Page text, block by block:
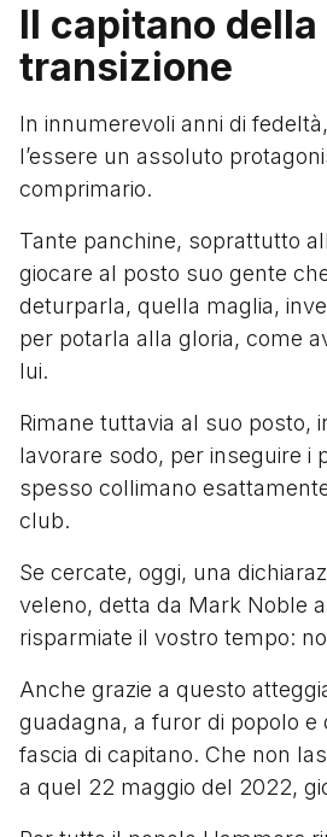
Il capitano della
transizione
In innumerevoli anni di
l’essere un assoluto
comprimario.
Tante panchine, soprattutto
giocare al posto suo gente
deturparla, quella maglia,
per potarla alla gloria, come
lui.
Rimane tuttavia al suo posto,
lavorare sodo, per inseguire i
spesso collimano
club.
Se cercate, oggi, una
veleno, detta da Mark Noble
risparmiate il vostro tempo:
Anche grazie a questo
guadagna, a furor di popolo e
fascia di capitano. Che non
a quel 22 maggio del 2022,